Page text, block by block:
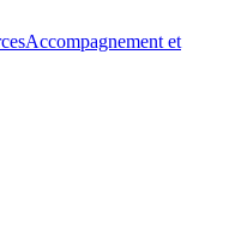
Accompagnement et